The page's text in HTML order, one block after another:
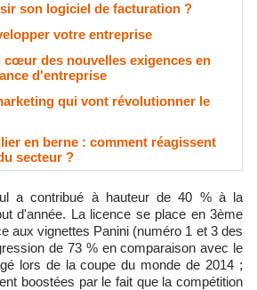
son logiciel de facturation ?
votre entreprise
cœur des nouvelles exigences en
d'entreprise
qui vont révolutionner le
en berne : comment réagissent
secteur ?
d'année. La licence se place en 3ème
aux vignettes Panini (numéro 1 et 3 des
de 73 % en comparaison avec le
lors de la coupe du monde de 2014 ;
boostées par le fait que la compétition